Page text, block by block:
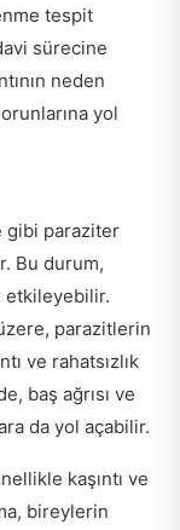
tespit
sürecine
neden
yol
gibi paraziter
Bu durum,
etkileyebilir.
parazitlerin
ve rahatsızlık
baş ağrısı ve
da yol açabilir.
kaşıntı ve
bireylerin